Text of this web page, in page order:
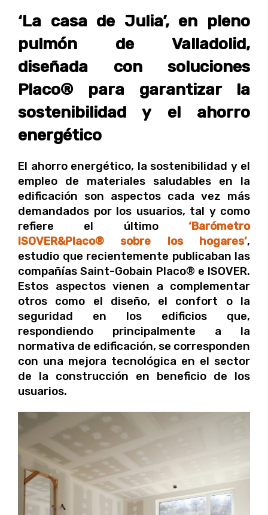
‘La casa de Julia’, en pleno
pulmón de Valladolid,
diseñada con soluciones
Placo® para garantizar la
sostenibilidad y el ahorro
energético
El ahorro energético, la sostenibilidad y el
empleo de materiales saludables en la
edificación son aspectos cada vez más
demandados por los usuarios, tal y como
refiere el último ‘Barómetro
ISOVER&Placo® sobre los hogares’,
estudio que recientemente publicaban las
compañías Saint-Gobain Placo® e ISOVER.
Estos aspectos vienen a complementar
otros como el diseño, el confort o la
seguridad en los edificios que,
respondiendo principalmente a la
normativa de edificación, se corresponden
con una mejora tecnológica en el sector
de la construcción en beneficio de los
usuarios.